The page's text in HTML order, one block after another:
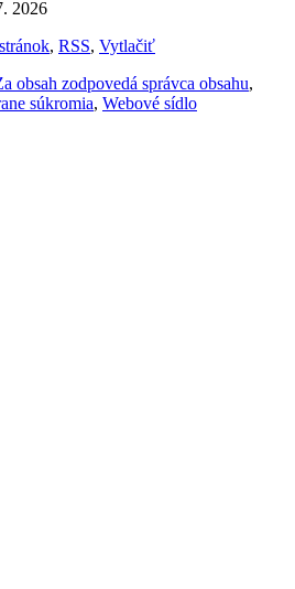
2026
, RSS, Vytlačiť
obsah zodpovedá správca obsahu,
súkromia, Webové sídlo